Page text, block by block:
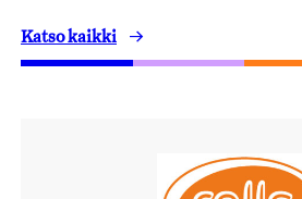
Katso kaikki